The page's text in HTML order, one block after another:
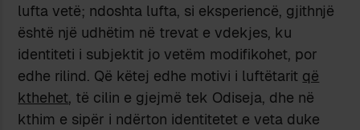
lufta vetë; ndoshta lufta, si eksperiencë, gjithnjë
është një udhëtim në trevat e vdekjes, ku
identiteti i subjektit jo vetëm modifikohet, por
edhe rilind. Që këtej edhe motivi i luftëtarit që
kthehet, të cilin e gjejmë tek Odiseja, dhe në
kthim e sipër i ndërton identitetet e veta duke